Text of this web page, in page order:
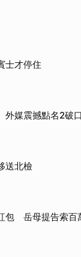
士才停住
媒震撼點名2破口
送北檢
包 岳母提告索百